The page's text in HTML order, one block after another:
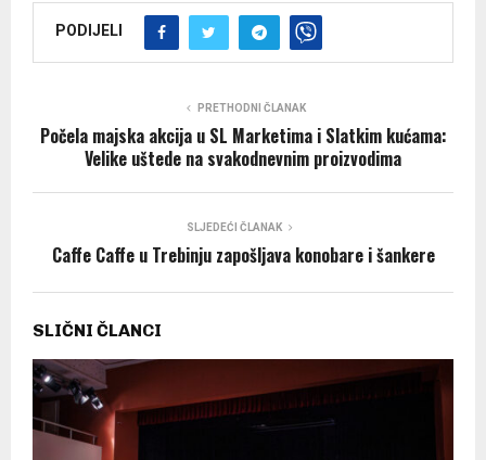
PODIJELI
PRETHODNI ČLANAK
Počela majska akcija u SL Marketima i Slatkim kućama:
Velike uštede na svakodnevnim proizvodima
SLJEDEĆI ČLANAK
Caffe Caffe u Trebinju zapošljava konobare i šankere
SLIČNI ČLANCI